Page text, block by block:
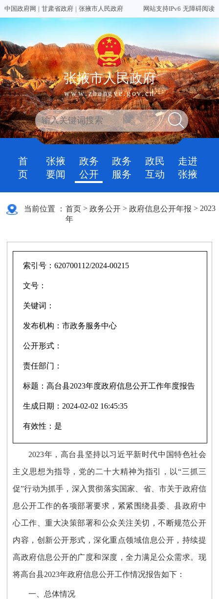
中国政府网 | 甘肃省政府 | 张掖市人民政府 网站支持IPv6 无障碍阅读
张掖市人民政府
www.zhangye.gov.cn
首
页
张掖
要闻
政务
公开
政务
服务
政民
互动
走进
张掖
当前位置 ： 首页 >政务公开 >政府信息公开年报 > 2023
年
索引号：620700112/2024-00215
文号：
关键词：
发布机构：市政务服务中心
公开形式：
责任部门：
标题：高台县2023年度政府信息公开工作年度报告
生成日期： 2024-02-02 16:45:35
有效性： 是
2023年， 高台县坚持以习近平新时代中国特色社会
主义思想为指导， 党的二十大精神为指引，以“三抓三
促”行动为抓手，深入贯彻落实国家、省、市关于政府信
息公开工作的各项部署要求，紧紧围绕县委、县政府中
心工作、重大决策部署和公众关注关切，不断规范公开
内容，创新公开形式，深化重点领域信息公开，持续提
高政府信息公开的广度和深度，全力满足公众需求。 现
将高台县2023年政府信息公开工作情况报告如下：
一、总体情况